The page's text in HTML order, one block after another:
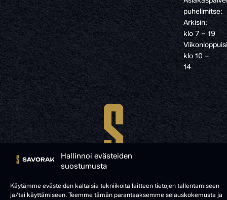
Hallinnoi evästeiden
suostumusta
Käytämme evästeiden kaltaisia tekniikoita laitteen tietojen tallentamiseen
ja/tai käyttämiseen. Teemme tämän parantaaksemme selauskokemusta ja
puhelimitse:
Arkisin:
klo 7 – 19
klo 10 –
14